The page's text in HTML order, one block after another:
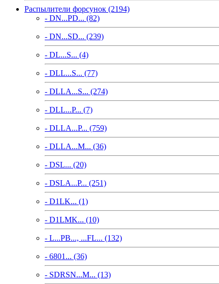
Распылители форсунок (2194)
- DN...PD... (82)
- DN...SD... (239)
- DL...S... (4)
- DLL...S... (77)
- DLLA...S... (274)
- DLL...P... (7)
- DLLA...P... (759)
- DLLA...M... (36)
- DSL... (20)
- DSLA...P... (251)
- D1LK... (1)
- D1LMK... (10)
- L...PB..., ...FL... (132)
- 6801... (36)
- SDRSN...M... (13)